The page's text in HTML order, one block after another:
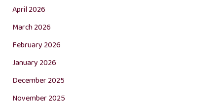
April 2026
March 2026
February 2026
January 2026
December 2025
November 2025